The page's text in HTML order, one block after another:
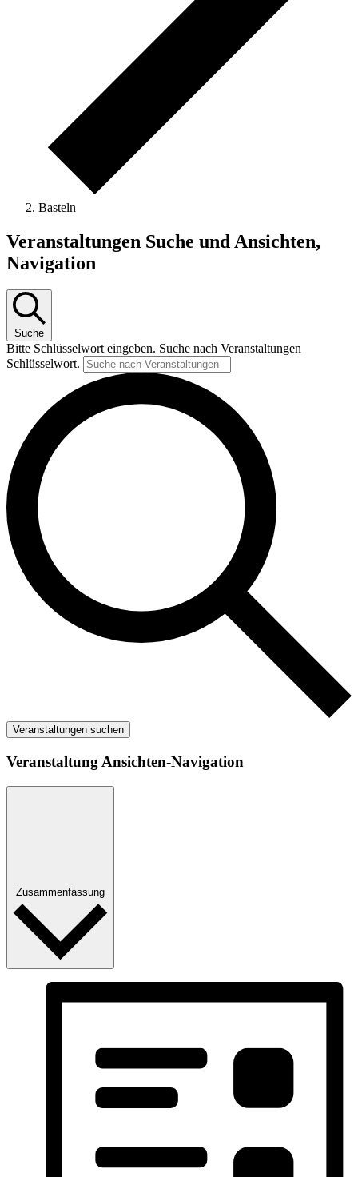
Basteln
Veranstaltungen
Veranstaltungen Suche und Ansichten,
Navigation
Suche
Bitte Schlüsselwort eingeben. Suche nach Veranstaltungen
Schlüsselwort.
Veranstaltungen suchen
Veranstaltung Ansichten-Navigation
Zusammenfassung